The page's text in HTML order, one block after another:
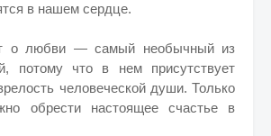
в нашем сердце.
о любви — самый необычный из
потому что в нем присутствует
человеческой души. Только
обрести настоящее счастье в